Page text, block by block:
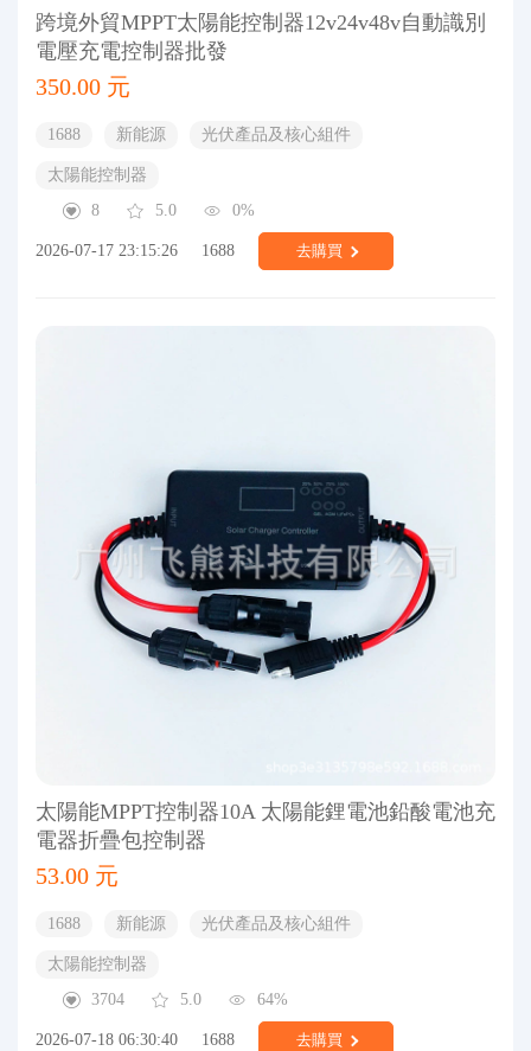
跨境外貿MPPT太陽能控制器12v24v48v自動識別
電壓充電控制器批發
350.00 元
1688 新能源 光伏產品及核心組件
太陽能控制器
8
5.0 0%
2026-07-17 23:15:26 1688 去購買
太陽能MPPT控制器10A 太陽能鋰電池鉛酸電池充
電器折疊包控制器
53.00 元
1688 新能源 光伏產品及核心組件
太陽能控制器
3704
5.0 64%
2026-07-18 06:30:40 1688 去購買